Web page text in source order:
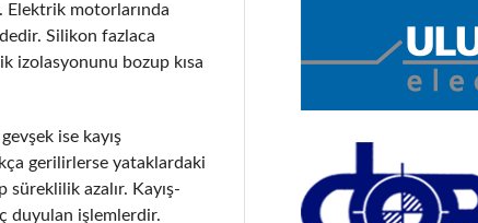
Elektrik motorlarında
Silikon fazlaca
izolasyonunu bozup kısa
ise kayış
gerilirlerse yataklardaki
azalır. Kayış-
duyulan işlemlerdir.